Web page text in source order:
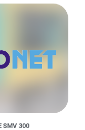
SMV 300